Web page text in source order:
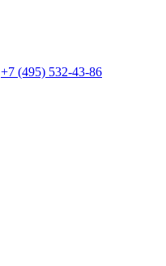
+7 (495) 532-43-86